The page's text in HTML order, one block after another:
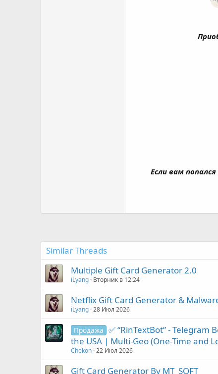
Если вам
Similar Threads
Multiple Gift Card Generator 2.0
iLyang Вторник в 12:24
Netflix Gift Card Generator &
iLyang 28 Июл 2026
Продажа ✅ “RinTextBot” -
the USA | Multi-Geo (One-Time and
Chekon 22 Июл 2026
Gift Card Generator By MT_SOFT